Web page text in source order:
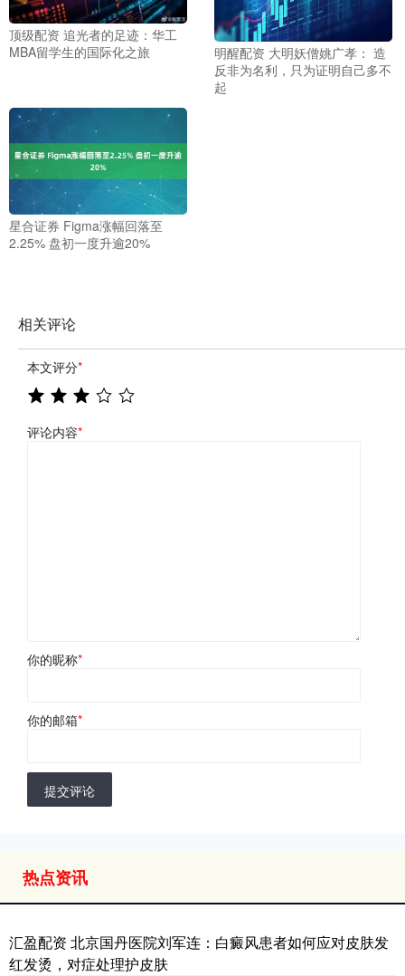
顶级配资 追光者的足迹：华工
MBA留学生的国际化之旅
明醒配资 大明妖僧姚广孝： 造
反非为名利，只为证明自己多不
起
星合证券 Figma涨幅回落至
2.25% 盘初一度升逾20%
相关评论
本文评分*
评论内容*
你的昵称*
你的邮箱*
提交评论
热点资讯
汇盈配资 北京国丹医院刘军连：白癜风患者如何应对皮肤发
红发烫，对症处理护皮肤